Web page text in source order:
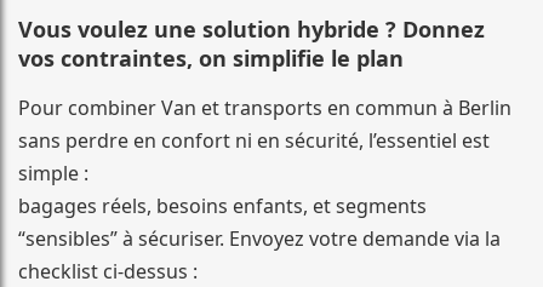
Vous voulez une solution hybride ? Donnez
vos contraintes, on simplifie le plan
Pour combiner Van et transports en commun à Berlin
sans perdre en confort ni en sécurité, l’essentiel est
simple :
bagages réels, besoins enfants, et segments
“sensibles” à sécuriser. Envoyez votre demande via la
checklist ci-dessus :